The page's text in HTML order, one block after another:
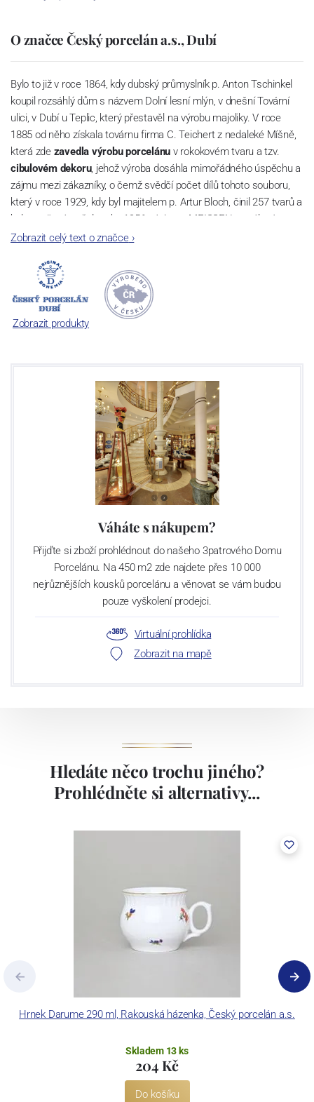
O značce Český porcelán a.s., Dubí
Bylo to již v roce 1864, kdy dubský průmyslník p. Anton Tschinkel
koupil rozsáhlý dům s názvem Dolní lesní mlýn, v dnešní Tovární
ulici, v Dubí u Teplic, který přestavěl na výrobu majoliky. V roce
1885 od něho získala továrnu firma C. Teichert z nedaleké Míšně,
která zdezavedla výrobu porcelánu v rokokovém tvaru a tzv.
cibulovém dekoru, jehož výroba dosáhla mimořádného úspěchu a
zájmu mezi zákazníky, o čemž svědčí počet dílů tohoto souboru,
který v roce 1929, kdy byl majitelem p. Artur Bloch, činil 257 tvarů a
byl označován až do roku 1956 nápisem MEISSEN v oválovém
rámečku.
Dnes, kdy čtete tento úvod, nese firma název
počet jeho dílů v cibulovém provedení je 850 tvarů. Tyto výrobky
jsou garantovány Asociací sklářského a keramického průmyslu
České republiky jako „
Český výrobek
Zobrazit celý text o značce›
Zobrazit produkty
Váháte s nákupem?
Přijďte si zboží prohlédnout do našeho 3patrového Domu
Porcelánu. Na 450 m2 zde najdete přes 10 000
nejrůznějších kousků porcelánu a věnovat se vám budou
pouze vyškolení prodejci.
Virtuální prohlídka
Zobrazit na mapě
Hledáte něco trochu jiného?
Prohlédněte si alternativy...
Hrnek Darume 290 ml, Rakouská házenka, Český porcelán a.s.
Skladem 13 ks
204 Kč
Do košíku